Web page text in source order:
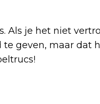
Als je het niet
geven, maar dat